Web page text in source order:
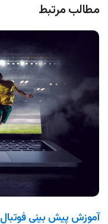
مطالب مرتبط
آموزش پیش بینی فوتبال